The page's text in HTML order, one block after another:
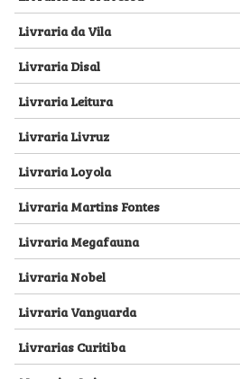
Livraria da Vila
Livraria Disal
Livraria Leitura
Livraria Livruz
Livraria Loyola
Livraria Martins Fontes
Livraria Megafauna
Livraria Nobel
Livraria Vanguarda
Livrarias Curitiba